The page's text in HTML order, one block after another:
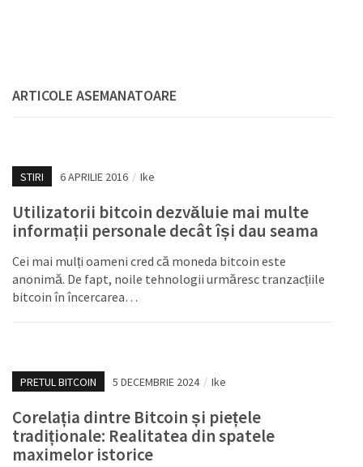
ARTICOLE ASEMANATOARE
STIRI 6 APRILIE 2016 / Ike
Utilizatorii bitcoin dezvăluie mai multe
informații personale decât își dau seama
Cei mai mulți oameni cred că moneda bitcoin este
anonimă. De fapt, noile tehnologii urmăresc tranzacțiile
bitcoin în încercarea…
PRETUL BITCOIN 5 DECEMBRIE 2024 / Ike
Corelația dintre Bitcoin și piețele
tradiționale: Realitatea din spatele
maximelor istorice